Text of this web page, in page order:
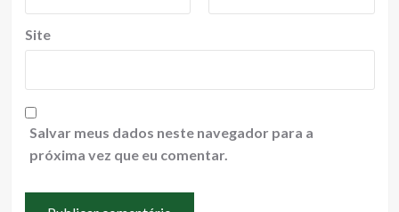
Site
Salvar meus dados neste navegador para a
próxima vez que eu comentar.